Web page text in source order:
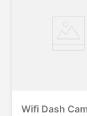
Wifi Dash